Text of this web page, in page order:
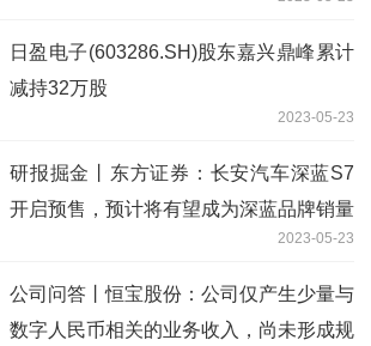
日盈电子(603286.SH)股东嘉兴鼎峰累计
减持32万股
2023-05-23
研报掘金丨东方证券：长安汽车深蓝S7
开启预售，预计将有望成为深蓝品牌销量
2023-05-23
公司问答丨恒宝股份：公司仅产生少量与
数字人民币相关的业务收入，尚未形成规